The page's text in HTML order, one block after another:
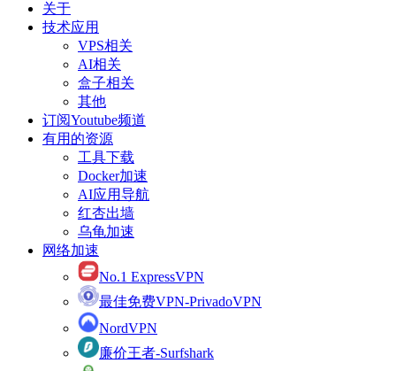
关于
技术应用
VPS相关
AI相关
盒子相关
其他
订阅Youtube频道
有用的资源
工具下载
Docker加速
AI应用导航
红杏出墙
乌龟加速
网络加速
No.1 ExpressVPN
最佳免费VPN-PrivadoVPN
NordVPN
廉价王者-Surfshark